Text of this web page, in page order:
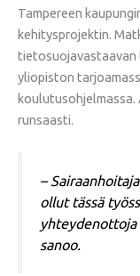
Tampereen
kehitysprojektin.
tietosuojavastaavan
yliopiston
runsaasti.
–
ollut tässä
yhteydenottoja
sanoo.